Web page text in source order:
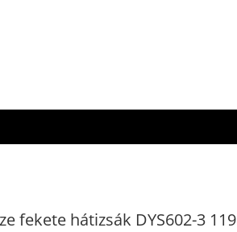
fekete hátizsák DYS602-3 119